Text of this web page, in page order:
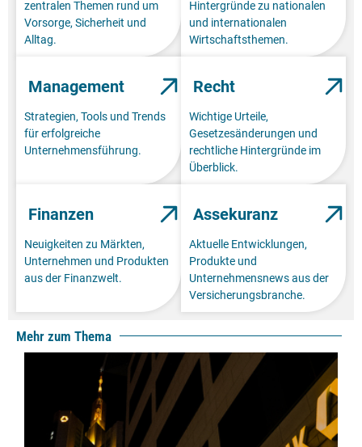
zentralen Themen rund um
Vorsorge, Sicherheit und
Alltag.
Hintergründe zu nationalen
und internationalen
Wirtschaftsthemen.
Management
Strategien, Tools und Trends
für erfolgreiche
Unternehmensführung.
Recht
Wichtige Urteile,
Gesetzesänderungen und
rechtliche Hintergründe im
Überblick.
Finanzen
Neuigkeiten zu Märkten,
Unternehmen und Produkten
aus der Finanzwelt.
Assekuranz
Aktuelle Entwicklungen,
Produkte und
Unternehmensnews aus der
Versicherungsbranche.
Mehr zum Thema